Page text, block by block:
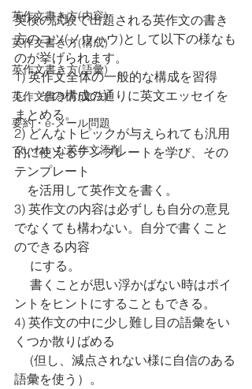
英作文書き方(内容)
英作文書き方(構成)
英作文書き方(語彙)
英作文書き方(文法)
要約・e-メール問題
ていねいな英作文添削
英検の試験で出題される英作文の書き
方のコツ(ノウハウ)として以下の様なも
のが挙げられます。
1) 英作文全体の一般的な構成を習得
し、その構成の通りに英文エッセイを
まとめる。
2) どんなトピックが与えられても汎用
的に使えるテンプレートを学び、その
テンプレート
を活用して英作文を書く。
3) 英作文の内容は必ずしも自分の意見
でなくても構わない。自分で書くこと
のできる内容
にする。
ントをヒントにすることもできる。
4) 英作文の中に少し難し目の語彙をい
くつか散りばめる
(但し、減点されない様に自信のある
語彙を使う）。